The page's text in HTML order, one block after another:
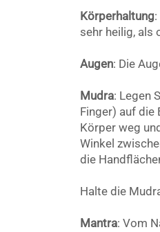
Körperhaltung
sehr heilig, als
Augen: Die
Mudra: Legen
Finger) auf
Körper weg
Winkel
die
Halte die
Mantra: Vom